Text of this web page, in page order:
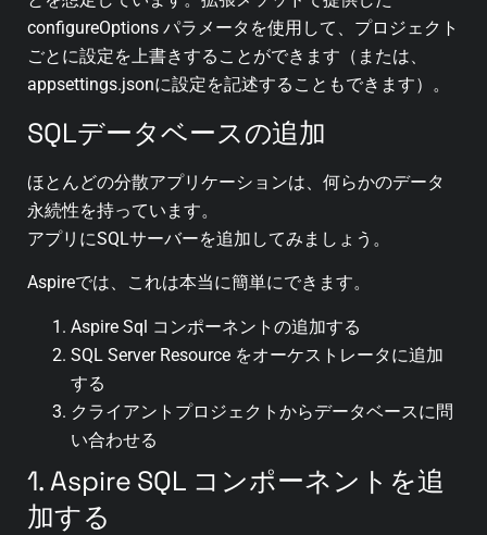
configureOptions パラメータを使用して、プロジェクト
ごとに設定を上書きすることができます（または、
appsettings.jsonに設定を記述することもできます）。
SQLデータベースの追加
ほとんどの分散アプリケーションは、何らかのデータ
永続性を持っています。
アプリにSQLサーバーを追加してみましょう。
Aspireでは、これは本当に簡単にできます。
Aspire Sql コンポーネントの追加する
SQL Server Resource をオーケストレータに追加
する
クライアントプロジェクトからデータベースに問
い合わせる
1. Aspire SQL コンポーネントを追
加する